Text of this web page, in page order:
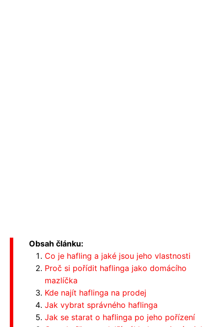
Obsah článku:
Co je hafling a jaké jsou jeho vlastnosti
Proč si pořídit haflinga jako domácího
mazlíčka
Kde najít haflinga na prodej
Jak vybrat správného haflinga
Jak se starat o haflinga po jeho pořízení